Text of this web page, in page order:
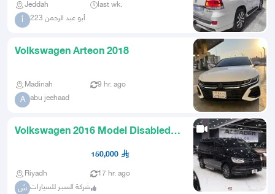
Jeddah last wk.
أ أبو عبد الرحمن 223
Volkswagen Arteon 2018
Madinah 9 hr. ago
A abu jeehaad
Volkswagen 2016 Model Disabled
150,000
Riyadh 17 hr. ago
ش شركة السبـر للسيارات